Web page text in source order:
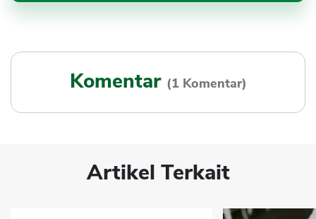
Komentar (1 Komentar)
Artikel Terkait